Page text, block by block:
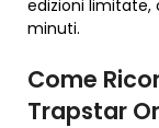
edizioni limitate,
minuti.
Come
Trapstar